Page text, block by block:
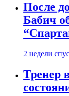
После
Бабич
2 недели
Тренер